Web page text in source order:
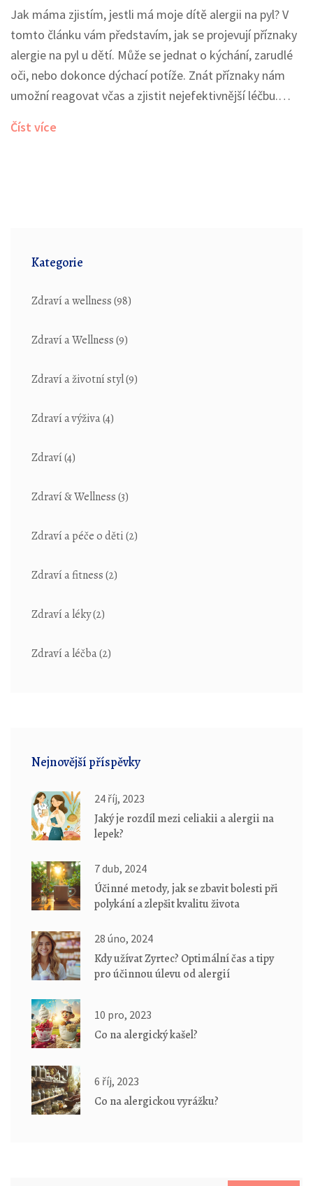
Jak máma zjistím, jestli má moje dítě alergii na pyl? V
tomto článku vám představím, jak se projevují příznaky
alergie na pyl u dětí. Může se jednat o kýchání, zarudlé
oči, nebo dokonce dýchací potíže. Znát příznaky nám
umožní reagovat včas a zjistit nejefektivnější léčbu.
Číst více
Kategorie
Zdraví a wellness(98)
Zdraví a Wellness(9)
Zdraví a životní styl(9)
Zdraví a výživa(4)
Zdraví(4)
Zdraví & Wellness(3)
Zdraví a péče o děti(2)
Zdraví a fitness(2)
Zdraví a léky(2)
Zdraví a léčba(2)
Nejnovější příspěvky
24 říj, 2023
Jaký je rozdíl mezi celiakii a alergii na
lepek?
7 dub, 2024
Účinné metody, jak se zbavit bolesti při
polykání a zlepšit kvalitu života
28 úno, 2024
Kdy užívat Zyrtec? Optimální čas a tipy
pro účinnou úlevu od alergií
10 pro, 2023
Co na alergický kašel?
6 říj, 2023
Co na alergickou vyrážku?